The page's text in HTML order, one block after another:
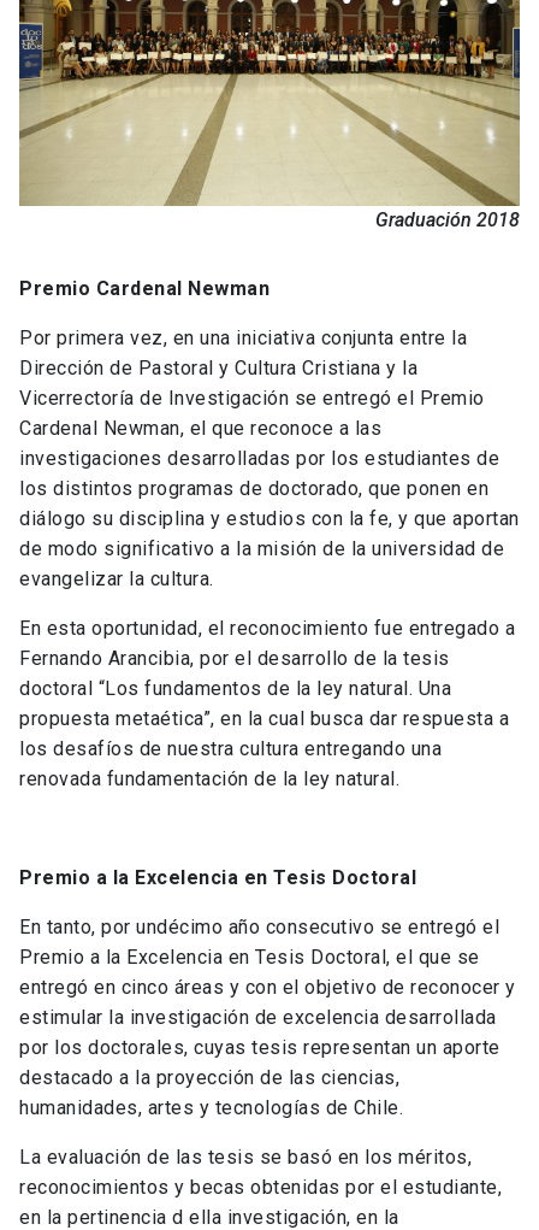
Graduación 2018
Premio Cardenal Newman
Por primera vez, en una iniciativa conjunta entre la
Dirección de Pastoral y Cultura Cristiana y la
Vicerrectoría de Investigación se entregó el Premio
Cardenal Newman, el que reconoce a las
investigaciones desarrolladas por los estudiantes de
los distintos programas de doctorado, que ponen en
diálogo su disciplina y estudios con la fe, y que aportan
de modo significativo a la misión de la universidad de
evangelizar la cultura.
En esta oportunidad, el reconocimiento fue entregado a
Fernando Arancibia, por el desarrollo de la tesis
doctoral “Los fundamentos de la ley natural. Una
propuesta metaética”, en la cual busca dar respuesta a
los desafíos de nuestra cultura entregando una
renovada fundamentación de la ley natural.
Premio a la Excelencia en Tesis Doctoral
En tanto, por undécimo año consecutivo se entregó el
Premio a la Excelencia en Tesis Doctoral, el que se
entregó en cinco áreas y con el objetivo de reconocer y
estimular la investigación de excelencia desarrollada
por los doctorales, cuyas tesis representan un aporte
destacado a la proyección de las ciencias,
humanidades, artes y tecnologías de Chile.
La evaluación de las tesis se basó en los méritos,
reconocimientos y becas obtenidas por el estudiante,
en la pertinencia d ella investigación, en la